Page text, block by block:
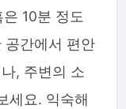
10분 정도
공간에서 편안
, 주변의 소
세요. 익숙해